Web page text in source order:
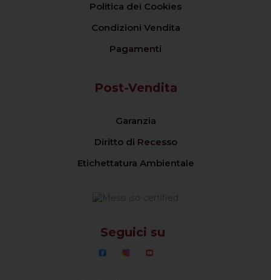
Politica dei Cookies
Condizioni Vendita
Pagamenti
Post-Vendita
Garanzia
Diritto di Recesso
Etichettatura Ambientale
Seguici su